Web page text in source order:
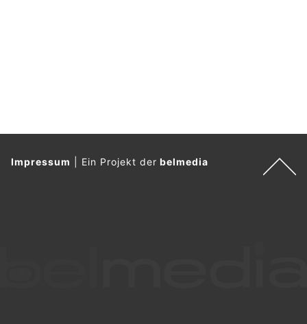
Impressum Ein Projekt derbelmedia